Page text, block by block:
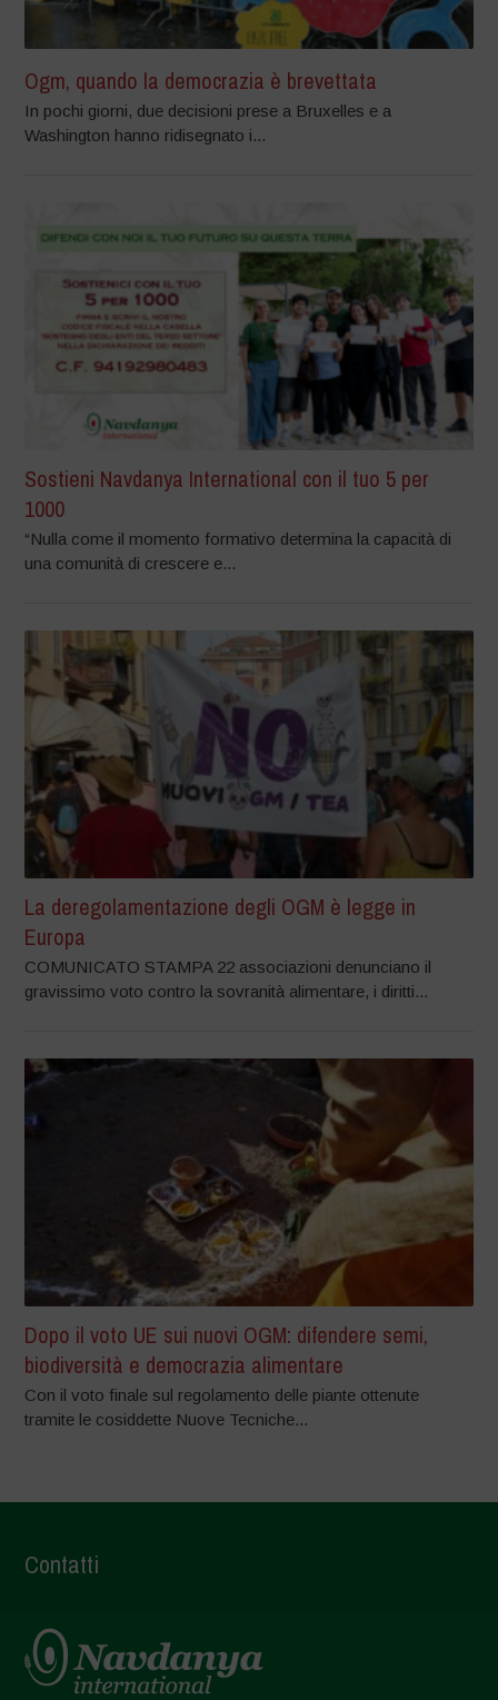
Ogm, quando la democrazia è brevettata
In pochi giorni, due decisioni prese a Bruxelles e a
Washington hanno ridisegnato i...
Sostieni Navdanya International con il tuo 5 per
1000
“Nulla come il momento formativo determina la capacità di
una comunità di crescere e...
La deregolamentazione degli OGM è legge in
Europa
COMUNICATO STAMPA 22 associazioni denunciano il
gravissimo voto contro la sovranità alimentare, i diritti...
Dopo il voto UE sui nuovi OGM: difendere semi,
biodiversità e democrazia alimentare
Con il voto finale sul regolamento delle piante ottenute
tramite le cosiddette Nuove Tecniche...
Contatti